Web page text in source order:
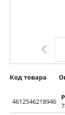
Код товара
4612546218946